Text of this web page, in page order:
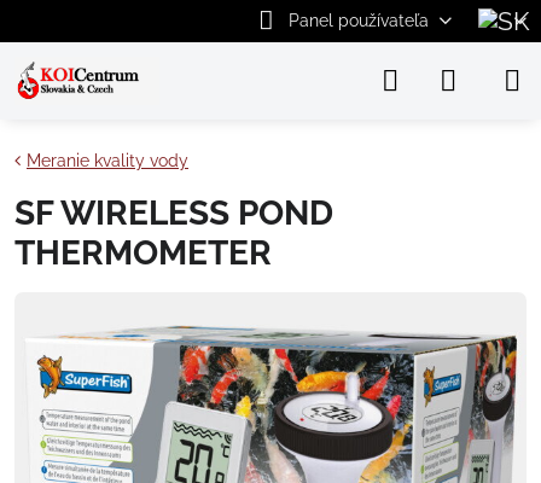
Panel používateľa
Meranie kvality vody
SF WIRELESS POND
THERMOMETER